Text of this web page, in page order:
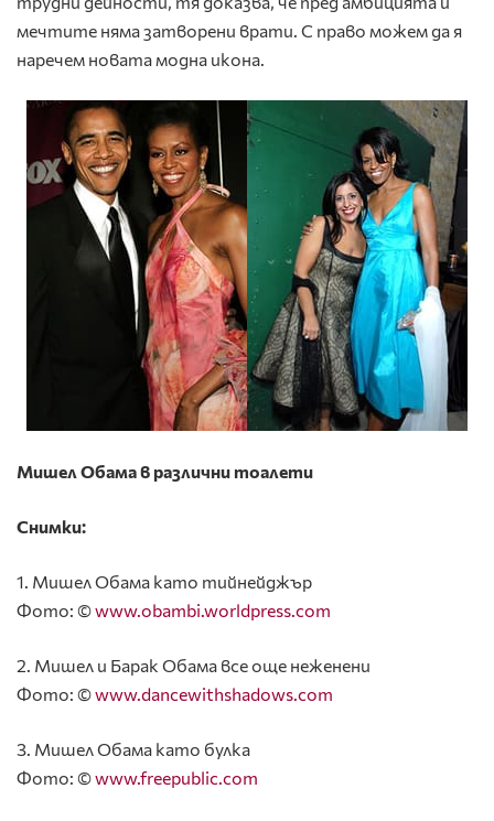
мечтите няма затворени врати. С право можем да я
наречем новата модна икона.
Мишел Обама в различни тоалети
Снимки:
1. Мишел Обама като тийнейджър
Фото: ©www.obambi.worldpress.com
2. Мишел и Барак Обама все още неженени
Фото: ©www.dancewithshadows.com
3. Мишел Обама като булка
Фото: ©www.freepublic.com